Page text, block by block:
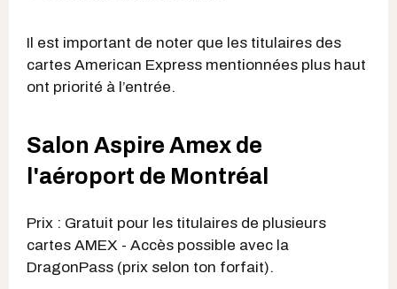
Il est important de noter que les titulaires des
cartes American Express mentionnées plus haut
ont priorité à l’entrée.
Salon Aspire Amex de
l'aéroport de Montréal
Prix : Gratuit pour les titulaires de plusieurs
cartes AMEX - Accès possible avec la
DragonPass (prix selon ton forfait).